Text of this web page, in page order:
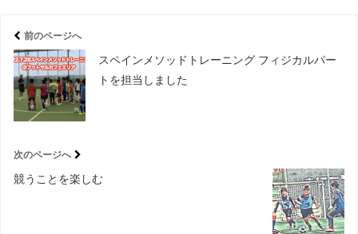
前のページへ
スペインメソッドトレーニング フィジカルパー
トを担当しました
次のページへ
競うことを楽しむ